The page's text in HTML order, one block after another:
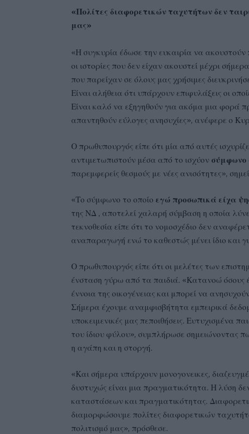
«Πολίτες διαφορετικών ταχυτήτων δεν
μας»
«Η συγκυρία έδωσε την ευκαιρία να ακουστούν
οι ιστορίες που δεν είχαν ακουστεί μέχρι
που παρείχαν σε όλους μας χρήσιμες
Είναι αλήθεια ότι υπάρχουν επιφυλάξεις οι
Είναι καλό να εξηγηθούν για ακόμα μια φορά
απαντηθούν εύλογες ανησυχίες», ανέφερε ο
Ο πρωθυπουργός είπε ότι μία από αυτές
αντιμετωπιστούν μέσα από το ισχύον σύμφωνο
παρεμφερείς θεσμούς με νέες ανισότητες»,
«Το σύμφωνο το οποίο εγώ προσωπικά είχα
της ΝΔ , αποτελεί χαλαρή σύμβαση η οποία
τεκνοθεσία είπε ότι το νομοσχέδιο δεν
αναπαραγωγή ενώ το καθεστώς μένει ίδιο και
Ο πρωθυπουργός είπε ότι οι μελέτες των
ένσταση γύρω από τα παιδιά. «Κατανοώ όσους
έννοια της οικογένειας και μπορεί να
Σήμερα έχουμε αναμφισβήτητα εμπειρικά
υποκειμενικές μας πεποιθήσεις. Ευτυχισμένα
του ίδιου φύλου», συμπλήρωσε σημειώνοντας
η αγάπη και η στοργή.
«Και σήμερα υπάρχουν μονογονεικες,
δυστυχώς είναι μια πραγματικότητα. Η λύση
καταστάσεων και πραγματικότητας.
διαμορφώσουμε πολίτες διαφορετικών
πολιτισμό μας», πρόσθεσε.